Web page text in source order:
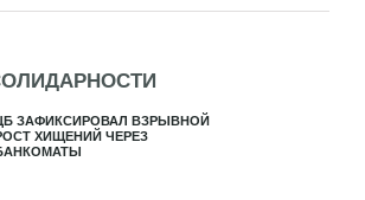
ЗАФИКСИРОВАЛ ВЗРЫВНОЙ
ХИЩЕНИЙ ЧЕРЕЗ